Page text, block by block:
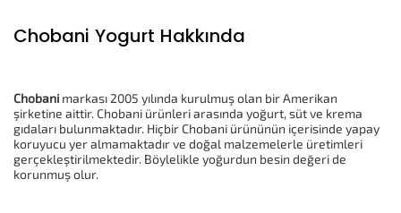
Chobani Yogurt Hakkında
Chobani markası 2005 yılında kurulmuş olan bir Amerikan
şirketine aittir. Chobani ürünleri arasında yoğurt, süt ve krema
gıdaları bulunmaktadır. Hiçbir Chobani ürününün içerisinde yapay
koruyucu yer almamaktadır ve doğal malzemelerle üretimleri
gerçekleştirilmektedir. Böylelikle yoğurdun besin değeri de
korunmuş olur.